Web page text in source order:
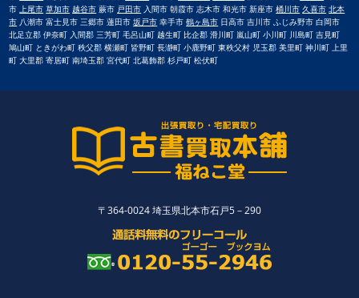
市 上尾市 草加市 越谷市 蕨市 戸田市 入間市 朝霞市 志木市 和光市 新座市桶川市 久喜市 北本
市 八潮市 富士見市 三郷市 蓮田市坂戸市 幸手市鶴ヶ島市 日高市 吉川市 ふじみ野市 白岡市
北足立郡 伊奈町 入間郡 三芳町 毛呂山町 越生町 比企郡 滑川町 嵐山町 小川町 川島町 吉見町
鳩山町 ときがわ町 秩父郡 横瀬町 皆野町 長瀞町 小鹿野町 東秩父村 児玉郡 美里町 神川町 上里
町 大里郡 寄居町 南埼玉郡 宮代町 北葛飾郡 杉戸町 松伏町
〒364-0024 埼玉県北本市石戸5－290